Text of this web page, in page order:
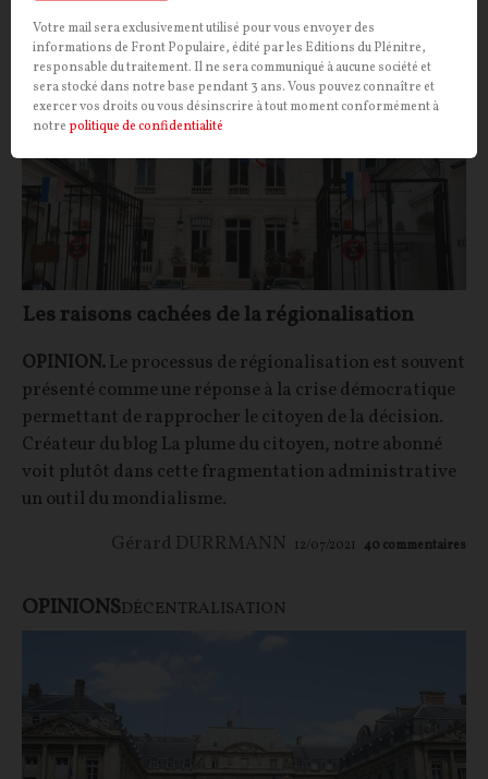
OPINIONSDÉCENTRALISATION
Les raisons cachées de la régionalisation
OPINION.Le processus de régionalisation est souvent
présenté comme une réponse à la crise démocratique
permettant de rapprocher le citoyen de la décision.
Créateur du blog La plume du citoyen, notre abonné
voit plutôt dans cette fragmentation administrative
un outil du mondialisme.
Gérard DURRMANN 12/07/2021 40 commentaires
OPINIONSDÉCENTRALISATION
Votre mail sera exclusivement utilisé pour vous envoyer des
informations de Front Populaire, édité par les Editions du Plénitre,
responsable du traitement. Il ne sera communiqué à aucune société et
sera stocké dans notre base pendant 3 ans. Vous pouvez connaître et
exercer vos droits ou vous désinscrire à tout moment conformément à
notre politique de confidentialité